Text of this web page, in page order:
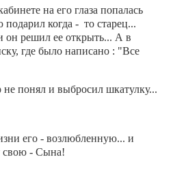
на его глаза попалась
подарил когда - то старец...
он решил ее открыть... А в
где было написано : "Все
понял и выбросил шкатулку...
его - возлюбленную... и
свою - Сына!